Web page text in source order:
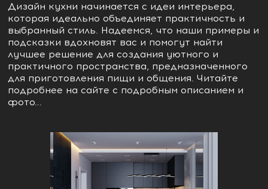
Дизайн кухни начинается с идеи интерьера,
которая идеально объединяет практичность и
выбранный стиль. Надеемся, что наши примеры и
подсказки вдохновят вас и помогут найти
лучшее решение для создания уютного и
практичного пространства, предназначенного
для приготовления пищи и общения. Читайте
подробнее на сайте с подробным описанием и
фото...